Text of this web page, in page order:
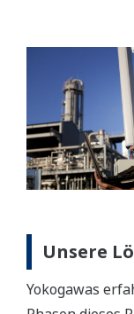
Unsere
Yokogawas